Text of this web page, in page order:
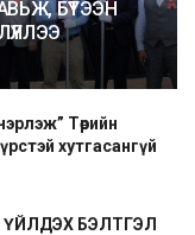
БҮТЭЭН
Төрийн
хутгасангүй
БЭЛТГЭЛ